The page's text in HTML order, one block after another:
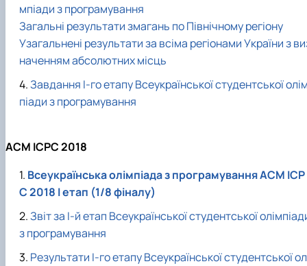
мпіади з програмування
Загальні результати змагань по Північному регіону
Узагальнені результати за всіма регіонами України з
наченням абсолютних місць
Завдання І-го етапу Всеукраїнської студентської
піади з програмування
ACM ICPC2018
Всеукраїнська олімпіада з програмування ACM ICP
C 2018 I етап (1/8 фіналу)
Звіт за І-й етап Всеукраїнської студентської
з програмування
Результати І-го етапу Всеукраїнської студентської